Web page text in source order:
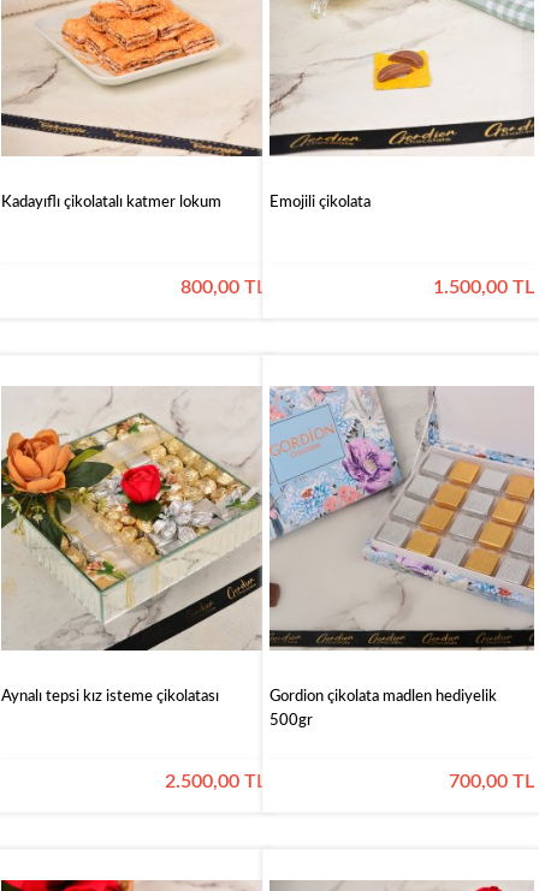
Pekmez
Reçel
Çokolax
Kahveler
Pestiller
Çikolatalar
Dekorlu
Çikolatalar
Drajeler
Bayram
Şekerleri
Bayram
Çikolataları
Hediyelik
Çikolatalar
İsteme
Çikolataları
Kadayıflı çikolatalı katmer lokum
800,00 TL
Emojili çikolata
1.500,00 TL
Aynalı tepsi kız isteme çikolatası
2.500,00 TL
Gordion çikolata madlen hediyelik
500gr
700,00 TL